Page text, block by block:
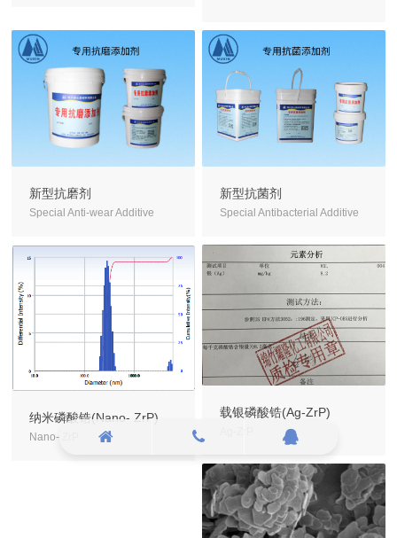
新型抗磨剂
Special Anti-wear Additive
新型抗菌剂
Special Antibacterial Additive
纳米磷酸锆(Nano- ZrP)
Nano- ZrP
载银磷酸锆(Ag-ZrP)